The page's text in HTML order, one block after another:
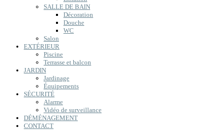
SALLE DE BAIN
Décoration
Douche
WC
Salon
EXTÉRIEUR
Piscine
Terrasse et balcon
JARDIN
Jardinage
Équipements
SÉCURITÉ
Alarme
Vidéo de surveillance
DÉMÉNAGEMENT
CONTACT